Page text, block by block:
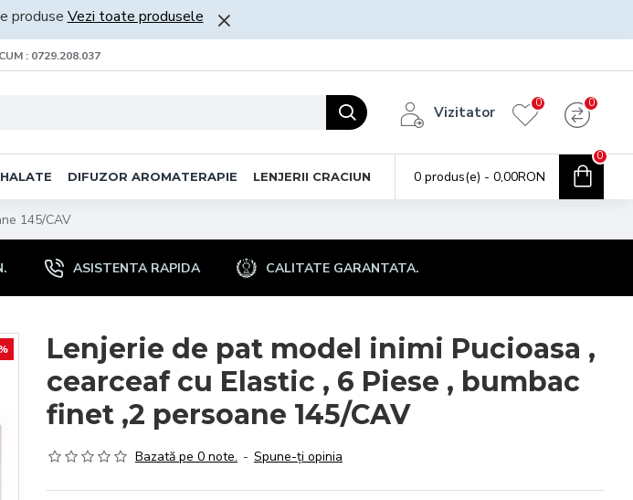
produse Vezi toate produsele
: 0729.208.037
Vizitator
0 0
HALATE DIFUZOR AROMATERAPIE LENJERII CRACIUN 0 produs(e) - 0,00RON
0
145/CAV
ASISTENTA RAPIDA CALITATE GARANTATA.
Lenjerie de pat model inimi Pucioasa ,
cearceaf cu Elastic , 6 Piese , bumbac
finet ,2 persoane 145/CAV
Bazată pe 0 note. - Spune-ţi opinia